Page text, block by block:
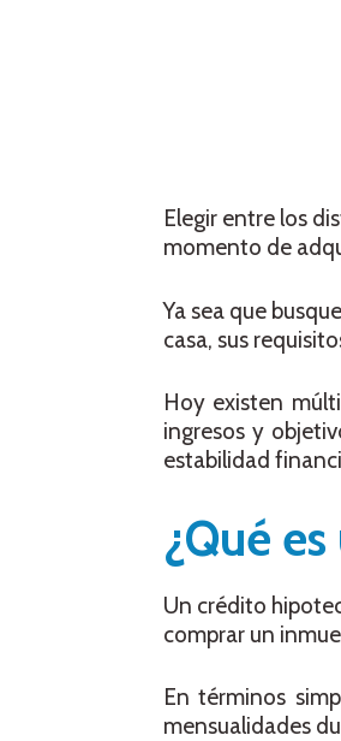
Elegir entre los
momento de
Ya sea que
casa, sus
Hoy existen
ingresos y
estabilidad
¿Qué
Un crédito
comprar un
En términos
mensualidades